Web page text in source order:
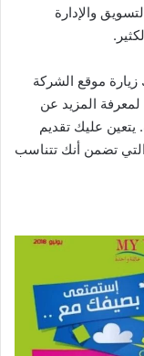
والإدارة
موقع الشركة
المزيد عن
عليك تقديم
تضمن أنك تتناسب